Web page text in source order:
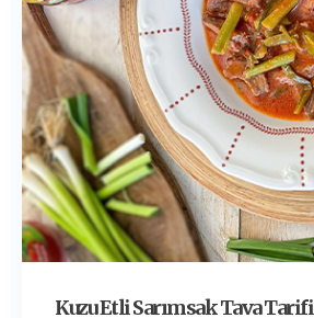
Kuzu Etli Sarımsak Tava Tarifi